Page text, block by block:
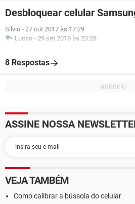
Desbloquear celular
Silvio - 27 out 2017 às 17:29
Lucas - 29 set 2018 às 23:28
8 Respostas
ASSINE NOSSA
VEJA TAMBÉM
Como calibrar a bússola do celular